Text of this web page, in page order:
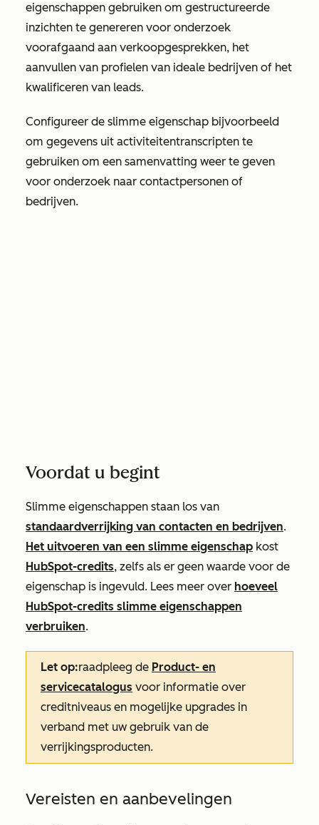
eigenschappen gebruiken om gestructureerde
inzichten te genereren voor onderzoek
voorafgaand aan verkoopgesprekken, het
aanvullen van profielen van ideale bedrijven of het
kwalificeren van leads.
Configureer de slimme eigenschap bijvoorbeeld
om gegevens uit activiteitentranscripten te
gebruiken om een samenvatting weer te geven
voor onderzoek naar contactpersonen of
bedrijven.
Voordat u begint
Slimme eigenschappen staan los van
standaardverrijking van contacten en bedrijven.
Het uitvoeren van een slimme eigenschap kost
HubSpot-credits, zelfs als er geen waarde voor de
eigenschap is ingevuld. Lees meer over hoeveel
HubSpot-credits slimme eigenschappen
verbruiken.
Let op:raadpleeg de Product- en
servicecatalogus voor informatie over
creditniveaus en mogelijke upgrades in
verband met uw gebruik van de
verrijkingsproducten.
Vereisten en aanbevelingen